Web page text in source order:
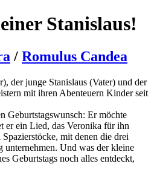
Stanislaus!
/ Romulus Candea
der junge Stanislaus (Vater) und der
mit ihren Abenteuern Kinder seit
Geburtstagswunsch: Er möchte
er ein Lied, das Veronika für ihn
mit denen die drei
unternehmen. Und was der kleine
Geburtstags noch alles entdeckt,